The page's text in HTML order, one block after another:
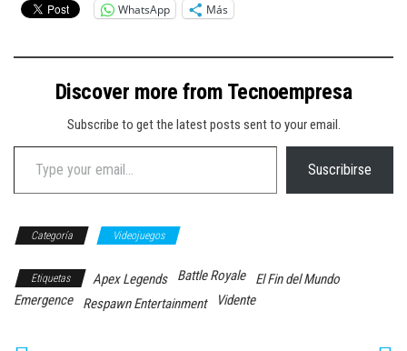
WhatsApp Más
Discover more from Tecnoempresa
Subscribe to get the latest posts sent to your email.
Type your email…
Suscribirse
Categoría Videojuegos
Etiquetas Apex Legends Battle Royale
El Fin del Mundo
Emergence
Respawn Entertainment Vidente